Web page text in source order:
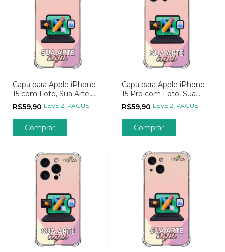
Capa para Apple iPhone
15 com Foto, Sua Arte,
Seu Jeito, Sua Estampa
R$59,90 LEVE 2, PAGUE 1
Comprar
Capa para Apple iPhone
15 Pro com Foto, Sua
Arte, Seu Jeito, Sua
Estampa
R$59,90 LEVE 2, PAGUE 1
Comprar